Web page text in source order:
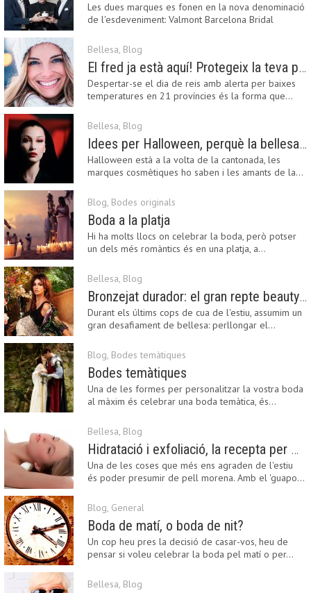
Les dues marques es fonen en la nova denominació
de l'esdeveniment: Valmont Barcelona Bridal
Bellesa, Blog
El fred ja està aquí! Protegeix la teva pell amb els nostres consells i propostes
Despertar-se el dia de reis amb alerta per baixes
temperatures en 21 províncies és la forma que…
Bellesa, Blog
Idees per Halloween, perquè la bellesa pot ser terrorífica
Halloween està a la volta de la cantonada, les
marques cosmètiques ho saben i les amants de la…
Blog, Bodes originals
Boda a la platja
Hi ha molts llocs on celebrar la boda, però potser
un dels més romàntics és en una platja, a…
Bellesa, Blog
Bronzejat durador: el gran repte beauty del final de l’estiu
Durant els últims cops de cua de l'estiu, assumim un
gran desafiament de bellesa: perllongar el…
Blog, Bodes temàtiques
Bodes temàtiques
Una de les formes per personalitzar la vostra boda
al màxim és celebrar una boda temàtica, és…
Bellesa, Blog
Hidratació i exfoliació, la recepta per mantenir el bronzejat
Una de les coses que més ens agraden de l'estiu
és poder presumir de pell morena. Amb el 'guapo…
Blog, General
Boda de matí, o boda de nit?
Un cop heu pres la decisió de casar-vos, heu de
pensar si voleu celebrar la boda pel matí o per…
Bellesa, Blog